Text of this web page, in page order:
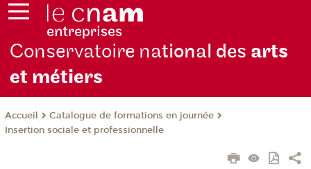
Conservatoire national des arts
et métiers
Accueil
Catalogue de formations en journée
Insertion sociale et professionnelle